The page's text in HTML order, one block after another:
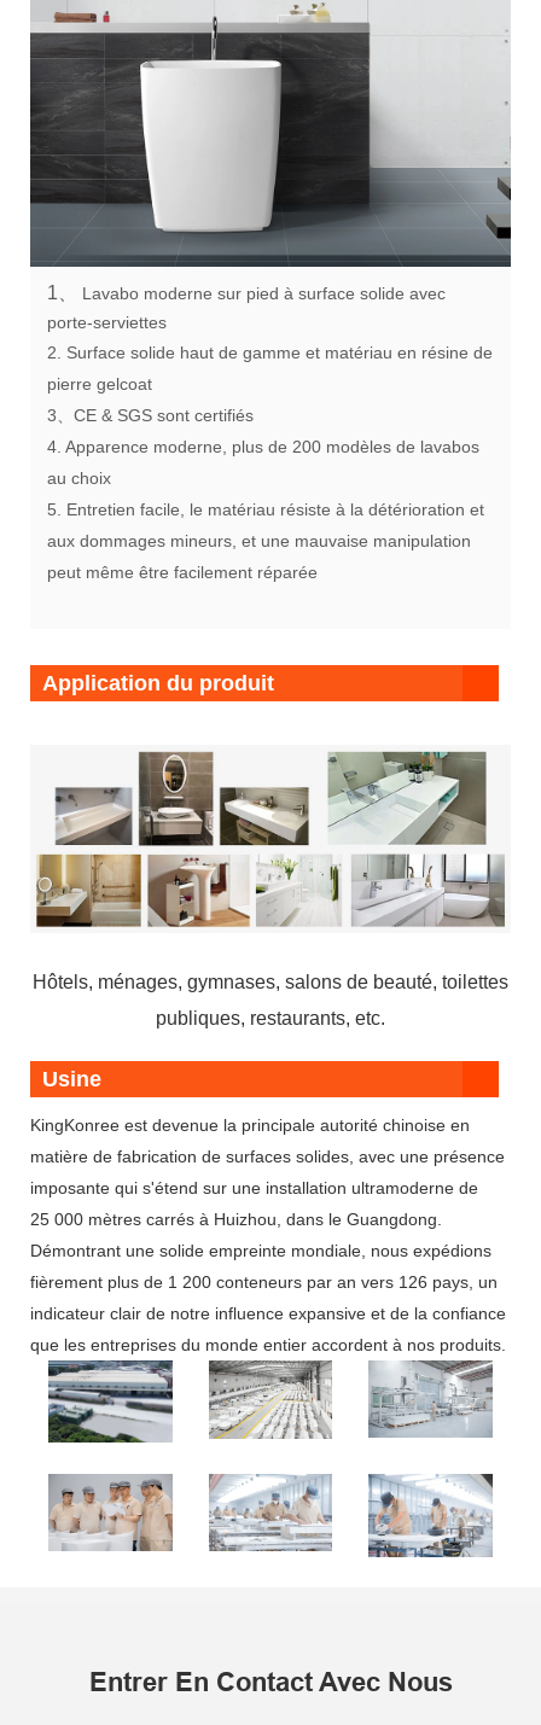
1、 Lavabo moderne sur pied à surface solide avec
porte-serviettes
2. Surface solide haut de gamme et matériau en résine de
pierre gelcoat
3、CE & SGS sont certifiés
4. Apparence moderne, plus de 200 modèles de lavabos
au choix
5. Entretien facile, le matériau résiste à la détérioration et
aux dommages mineurs, et une mauvaise manipulation
peut même être facilement réparée
Application du produit
Hôtels, ménages, gymnases, salons de beauté, toilettes
publiques, restaurants, etc.
Usine
KingKonree est devenue la principale autorité chinoise en
matière de fabrication de surfaces solides, avec une présence
imposante qui s'étend sur une installation ultramoderne de
25 000 mètres carrés à Huizhou, dans le Guangdong.
Démontrant une solide empreinte mondiale, nous expédions
fièrement plus de 1 200 conteneurs par an vers 126 pays, un
indicateur clair de notre influence expansive et de la confiance
que les entreprises du monde entier accordent à nos produits.
Entrer En Contact Avec Nous